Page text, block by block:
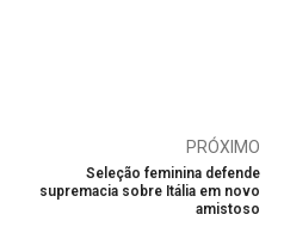
PRÓXIMO
Seleção feminina defende
supremacia sobre Itália em novo
amistoso